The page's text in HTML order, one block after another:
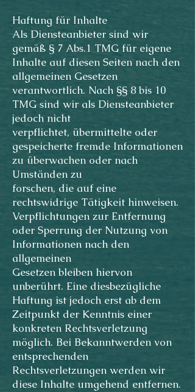
Haftung für Inhalte
Als Diensteanbieter sind wir
gemäß § 7 Abs.1 TMG für eigene
Inhalte auf diesen Seiten nach den
allgemeinen Gesetzen
verantwortlich. Nach §§ 8 bis 10
TMG sind wir als Diensteanbieter
jedoch nicht
verpflichtet, übermittelte oder
gespeicherte fremde Informationen
zu überwachen oder nach
Umständen zu
forschen, die auf eine
rechtswidrige Tätigkeit hinweisen.
Verpflichtungen zur Entfernung
oder Sperrung der Nutzung von
Informationen nach den
allgemeinen
Gesetzen bleiben hiervon
unberührt. Eine diesbezügliche
Haftung ist jedoch erst ab dem
Zeitpunkt der Kenntnis einer
konkreten Rechtsverletzung
möglich. Bei Bekanntwerden von
entsprechenden
Rechtsverletzungen werden wir
diese Inhalte umgehend entfernen.